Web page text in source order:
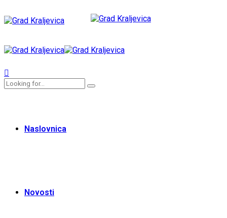
Naslovnica
Novosti